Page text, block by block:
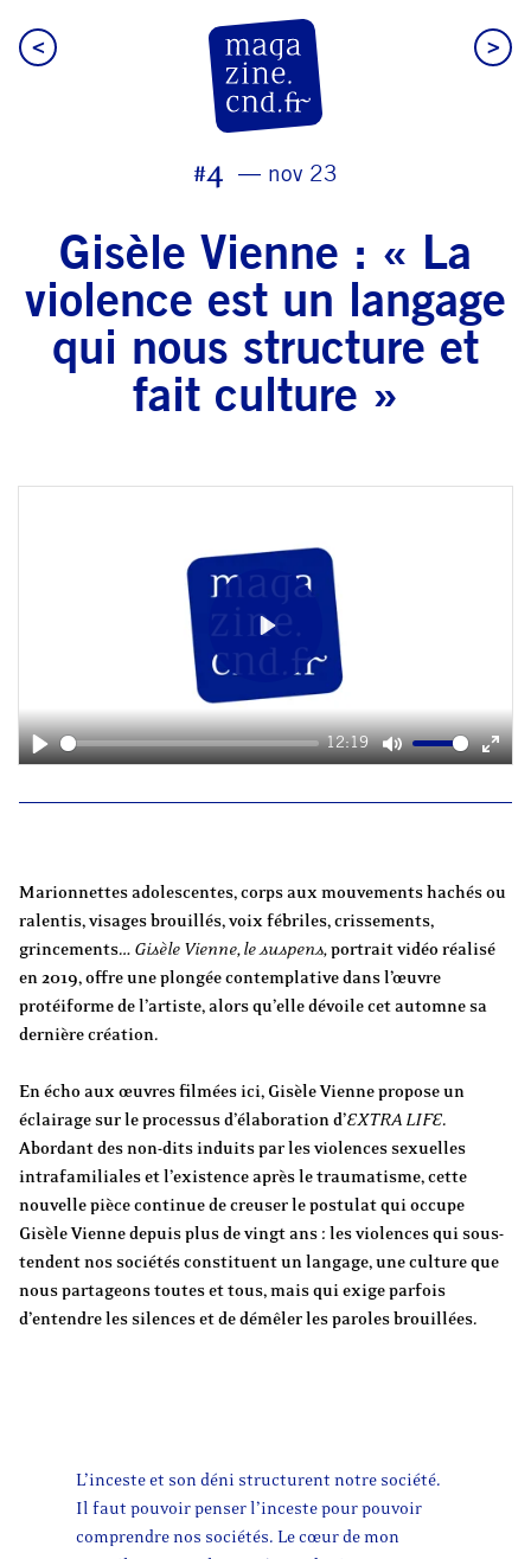
< >
#4 nov 23
Gisèle Vienne : « La
violence est un langage
qui nous structure et
fait culture »
Play
12:19
Mute
Play
Marionnettes adolescentes, corps aux mouvements hachés ou
ralentis, visages brouillés, voix fébriles, crissements,
grincements… Gisèle Vienne, le suspens,portrait vidéo réalisé
en 2019, offre une plongée contemplative dans l’œuvre
protéiforme de l’artiste, alors qu’elle dévoile cet automne sa
dernière création.
En écho aux œuvres filmées ici, Gisèle Vienne propose un
éclairage sur le processus d’élaborationd’EXTRA LIFE.
Abordant des non-dits induits par les violences sexuelles
intrafamiliales et l’existence après le traumatisme, cette
nouvelle pièce continue de creuser le postulat qui occupe
Gisèle Vienne depuis plus de vingt ans : les violences qui sous-
tendent nos sociétés constituent un langage, une culture que
nous partageons toutes et tous, mais qui exige parfois
d’entendre les silences et de démêler les paroles brouillées.
L’inceste et son déni structurent notre société.
Il faut pouvoir penser l’inceste pour pouvoir
comprendre nos sociétés. Le cœur de mon